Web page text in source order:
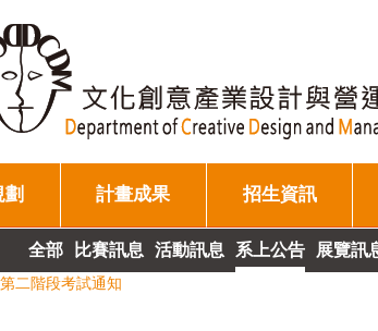
計畫成果 招生資訊
全部 比賽訊息 活動訊息 系上公告 展覽訊
二階段考試通知